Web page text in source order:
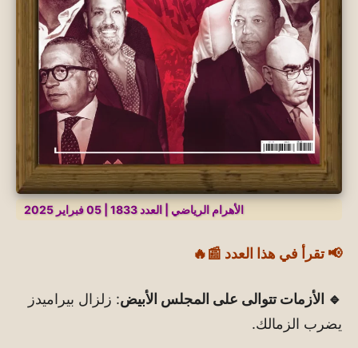
الأهرام الرياضي | العدد 1833 | 05 فبراير 2025
📢 تقرأ في هذا العدد 📰🔥
🔹 الأزمات تتوالى على المجلس الأبيض: زلزال بيراميدز
يضرب الزمالك.